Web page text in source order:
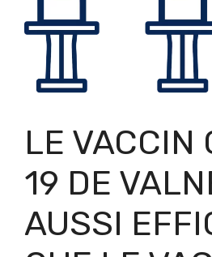
LE VACCIN
19 DE
AUSSI